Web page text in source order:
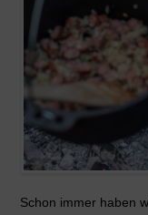
Schon immer haben